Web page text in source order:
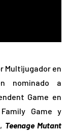
Multijugador en
nominado a
Game en
Game y
Teenage Mutant